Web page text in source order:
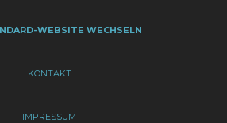
WEBSITE WECHSELN
KONTAKT
IMPRESSUM